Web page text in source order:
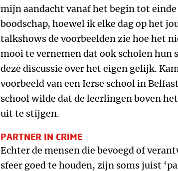
mijn aandacht vanaf het begin tot
boodschap, hoewel ik elke dag op het
talkshows de voorbeelden zie hoe het
mooi te vernemen dat ook scholen hun
deze discussie over het eigen gelijk.
voorbeeld van een Ierse school in
school wilde dat de leerlingen boven
uit te stijgen.
PARTNER IN CRIME
Echter de mensen die bevoegd of
sfeer goed te houden, zijn soms juist